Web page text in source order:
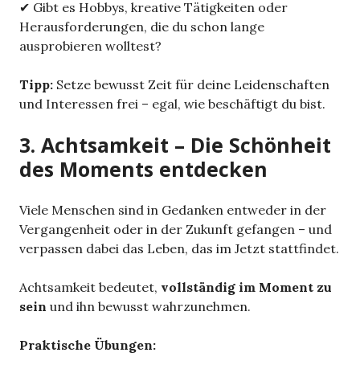
✔ Gibt es Hobbys, kreative Tätigkeiten oder
Herausforderungen, die du schon lange
ausprobieren wolltest?
Tipp: Setze bewusst Zeit für deine Leidenschaften
und Interessen frei – egal, wie beschäftigt du bist.
3. Achtsamkeit – Die Schönheit
des Moments entdecken
Viele Menschen sind in Gedanken entweder in der
Vergangenheit oder in der Zukunft gefangen – und
verpassen dabei das Leben, das im Jetzt stattfindet.
Achtsamkeit bedeutet, vollständig im Moment zu
sein und ihn bewusst wahrzunehmen.
Praktische Übungen: